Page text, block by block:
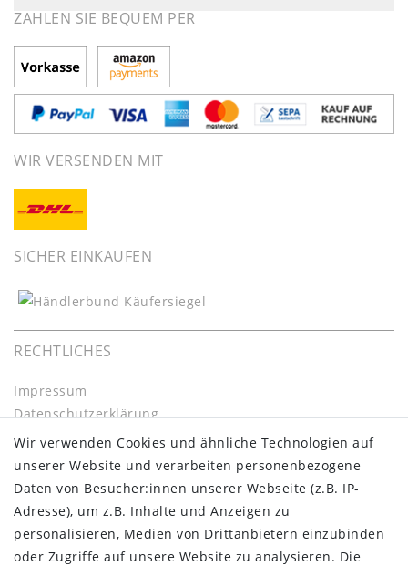
ZAHLEN SIE BEQUEM PER
WIR VERSENDEN MIT
SICHER EINKAUFEN
RECHTLICHES
Impressum
Daten­schutz­erklärung
AGB
Barrierefreiheitserklärung
Widerrufs­recht
Kontakt
Vertrag widerrufen
Wir verwenden Cookies und ähnliche Technologien auf
unserer Website und verarbeiten personenbezogene
Daten von Besucher:innen unserer Webseite (z.B. IP-
Adresse), um z.B. Inhalte und Anzeigen zu
personalisieren, Medien von Drittanbietern einzubinden
oder Zugriffe auf unsere Website zu analysieren. Die